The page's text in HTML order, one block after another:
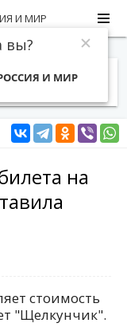
И МИР
вы?
И МИР
ФОТО
на
стоимость
"Щелкунчик".